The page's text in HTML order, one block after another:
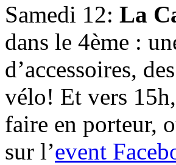
Samedi 12: La
dans le 4ème :
d’accessoires,
vélo! Et vers
faire en porteur,
sur l’event